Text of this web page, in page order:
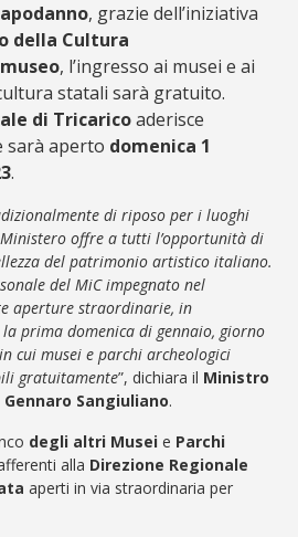
, grazie dell’iniziativa
della Cultura
, l’ingresso ai musei e ai
statali sarà gratuito.
di Tricaricoaderisce
sarà aperto domenica 1
.
di riposo per i luoghi
offre a tutti l’opportunità di
del patrimonio artistico italiano.
del MiC impegnato nel
aperture straordinarie, in
prima domenica di gennaio, giorno
cui musei e parchi archeologici
gratuitamente”, dichiara il Ministro
Gennaro Sangiuliano.
degli altri Musei e Parchi
alla Direzione Regionale
aperti in via straordinaria per